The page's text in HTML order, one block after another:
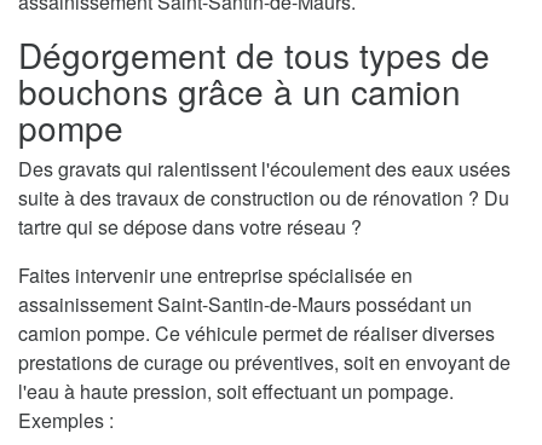
Dégorgement de tous types de
bouchons grâce à un camion
pompe
Des gravats qui ralentissent l'écoulement des eaux usées
suite à des travaux de construction ou de rénovation ? Du
tartre qui se dépose dans votre réseau ?
Faites intervenir une entreprise spécialisée en
assainissement Saint-Santin-de-Maurs possédant un
camion pompe. Ce véhicule permet de réaliser diverses
prestations de curage ou préventives, soit en envoyant de
l'eau à haute pression, soit effectuant un pompage.
Exemples :